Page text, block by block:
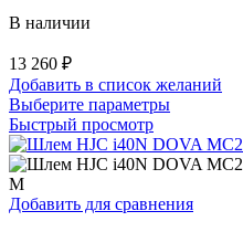
В наличии
13 260 ₽
Добавить в список желаний
Выберите параметрыЭтот
имеет
несколько
Опции
Быстрый просмотр
M
Добавить для сравнения